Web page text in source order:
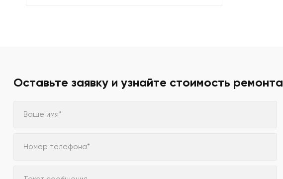
Оставьте заявку и узнайте стоимость ремонта
Ваше имя*
Номер телефона*